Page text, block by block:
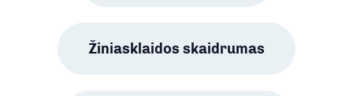
Žiniasklaidos skaidrumas